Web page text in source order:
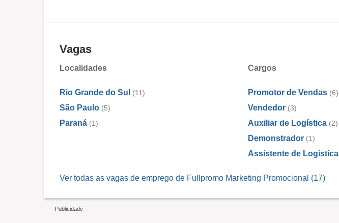
Vagas
Localidades
Rio Grande do Sul (11)
São Paulo (5)
Paraná (1)
Cargos
Promotor de Vendas (6)
Vendedor (3)
Auxiliar de Logística (2)
Demonstrador (1)
Assistente de Logística
Ver todas as vagas de emprego de Fullpromo Marketing Promocional (17)